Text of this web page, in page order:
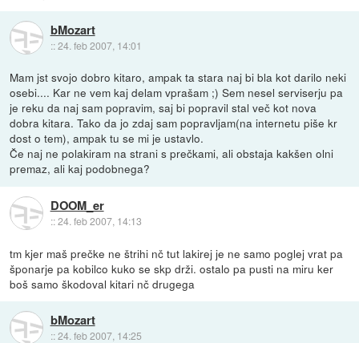
bMozart
::24. feb 2007, 14:01
Mam jst svojo dobro kitaro, ampak ta stara naj bi bla kot darilo neki
osebi.... Kar ne vem kaj delam vprašam ;) Sem nesel serviserju pa
je reku da naj sam popravim, saj bi popravil stal več kot nova
dobra kitara. Tako da jo zdaj sam popravljam(na internetu piše kr
dost o tem), ampak tu se mi je ustavlo.
Če naj ne polakiram na strani s prečkami, ali obstaja kakšen olni
premaz, ali kaj podobnega?
DOOM_er
::24. feb 2007, 14:13
tm kjer maš prečke ne štrihi nč tut lakirej je ne samo poglej vrat pa
šponarje pa kobilco kuko se skp drži. ostalo pa pusti na miru ker
boš samo škodoval kitari nč drugega
bMozart
::24. feb 2007, 14:25